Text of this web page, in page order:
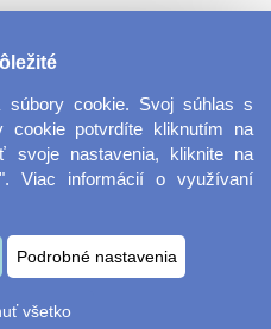
hernú podložku pod myš.
Podložka pod myš so
a inými hernými
vyzerajú naozaj dobre!
súbory cookie. Svoj súhlas s
cookie potvrdíte kliknutím na
svoje nastavenia, kliknite na
Viac informácií o využívaní
Podrobné nastavenia
všetko